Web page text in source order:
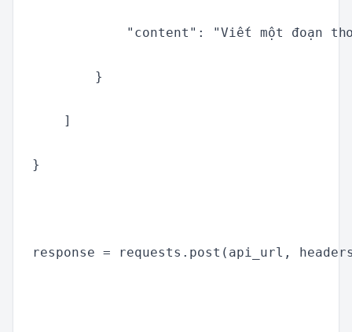
"content": "Viết một đoạn
        }
    ]
}
response = requests.post(api_url,